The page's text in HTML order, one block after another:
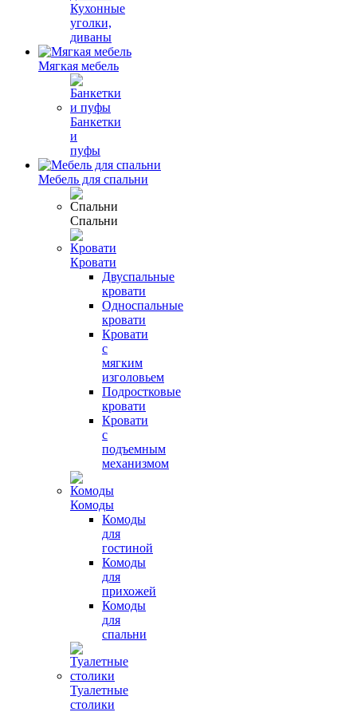
Кухонные
уголки,
диваны
Мягкая мебель
Банкетки
и
пуфы
Мебель для спальни
Спальни
Кровати
Двуспальные
кровати
Односпальные
кровати
Кровати
с
мягким
изголовьем
Подростковые
кровати
Кровати
с
подъемным
механизмом
Комоды
Комоды
для
гостиной
Комоды
для
прихожей
Комоды
для
спальни
Туалетные
столики